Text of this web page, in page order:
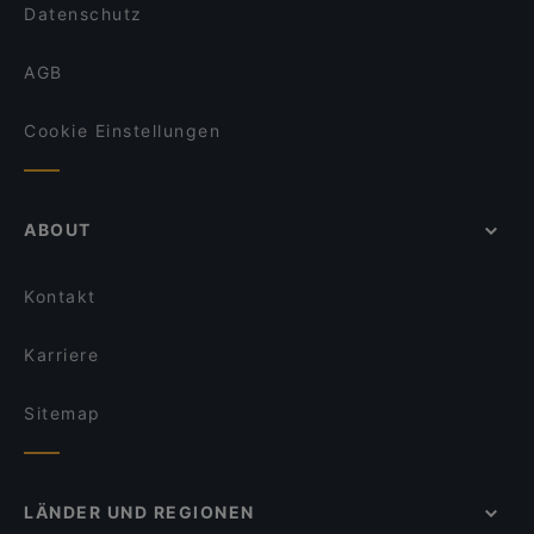
Datenschutz
AGB
Cookie Einstellungen
ABOUT
Kontakt
Karriere
Sitemap
LÄNDER UND REGIONEN